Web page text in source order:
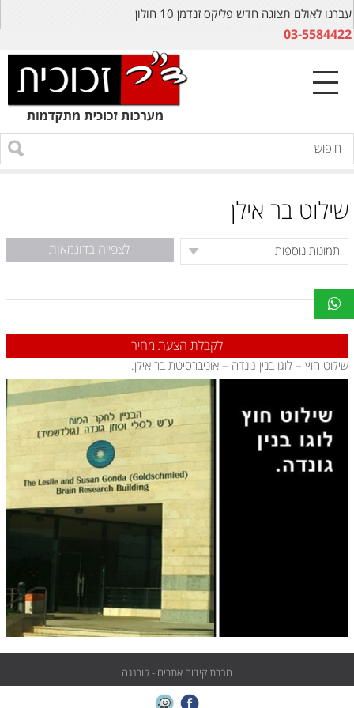
עברנו לאולם תצוגה חדש פליקס זנדמן 10 חולון
03-5584422
שילוט בר אילן
לצפייה בדוגמאות
לקבלת הצעת מחיר
שילוט חוץ – לוגו בנין גונדה – אוניברסיטת בר אילן.
חברת קידום אתרים - קורנגה